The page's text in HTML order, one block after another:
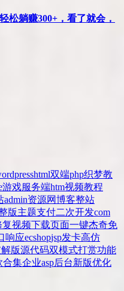
松躺赚300+，看了就会，
html双端php织梦教
游戏服务端htm视频教程
admin资源网博客整站
版主题支付二次开发com
复视频下载页面一键杰奇免
响应ecshopjsp发卡高仿
版源代码双模式打赏功能
合集企业asp后台新版优化